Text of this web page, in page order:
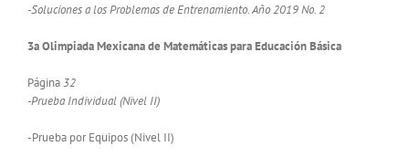
-Soluciones a los Problemas de Entrenamiento. Año 2019 No. 2
3a Olimpiada Mexicana de Matemáticas para Educación Básica
Página32
-Prueba Individual (Nivel II)
-Prueba por Equipos (Nivel II)